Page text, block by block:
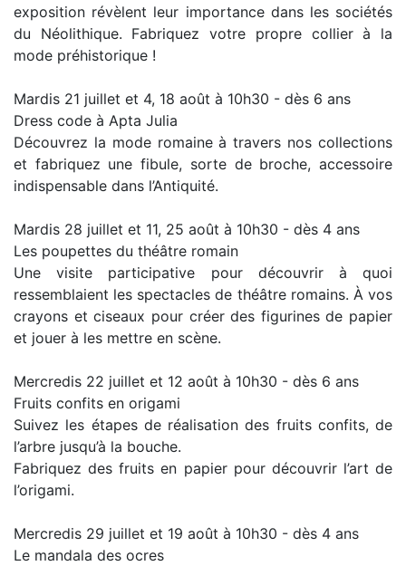
exposition révèlent leur importance dans les sociétés
du Néolithique. Fabriquez votre propre collier à la
mode préhistorique !
Mardis 21 juillet et 4, 18 août à 10h30 - dès 6 ans
Dress code à Apta Julia
Découvrez la mode romaine à travers nos collections
et fabriquez une fibule, sorte de broche, accessoire
indispensable dans l’Antiquité.
Mardis 28 juillet et 11, 25 août à 10h30 - dès 4 ans
Les poupettes du théâtre romain
Une visite participative pour découvrir à quoi
ressemblaient les spectacles de théâtre romains. À vos
crayons et ciseaux pour créer des figurines de papier
et jouer à les mettre en scène.
Mercredis 22 juillet et 12 août à 10h30 - dès 6 ans
Fruits confits en origami
Suivez les étapes de réalisation des fruits confits, de
l’arbre jusqu’à la bouche.
Fabriquez des fruits en papier pour découvrir l’art de
l’origami.
Mercredis 29 juillet et 19 août à 10h30 - dès 4 ans
Le mandala des ocres